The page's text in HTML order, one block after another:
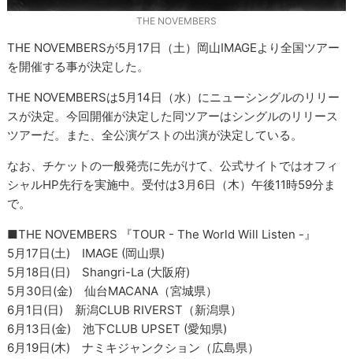
THE NOVEMBERS
THE NOVEMBERSが5月17日（土）岡山IMAGEより全国ツアー
を開催する事が決定した。
THE NOVEMBERSは5月14日（水）にニューシングルのリリー
スが決定。今回開催が決定した同ツアーはシングルのリリース
ツアーだ。また、全公演ゲストの出演が決定している。
なお、チケットの一般発売に先がけて、公式サイトではオフィ
シャルHP先行を実施中。受付は3月6日（木）午後11時59分ま
で。
■THE NOVEMBERS 『TOUR - The World Will Listen -』
5月17日(土) IMAGE (岡山県)
5月18日(日) Shangri-La (大阪府)
5月30日(金) 仙台MACANA（宮城県）
6月1日(日) 新潟CLUB RIVERST（新潟県）
6月13日(金) 池下CLUB UPSET (愛知県)
6月19日(木) ナミキジャンクション（広島県）